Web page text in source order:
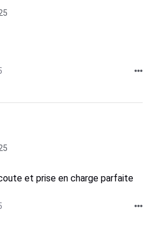
et prise en charge parfaite